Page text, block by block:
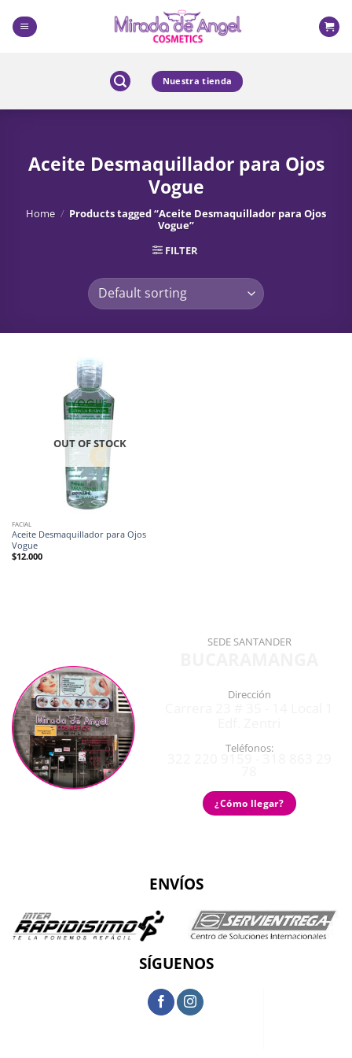
content
Nuestra tienda
Aceite Desmaquillador para Ojos
Vogue
Home / Products tagged “Aceite Desmaquillador para Ojos
Vogue”
FILTER
OUT OF STOCK
FACIAL
Aceite Desmaquillador para Ojos
Vogue
$12.000
SEDE SANTANDER
Dirección
Teléfonos:
¿Cómo llegar?
ENVÍOS
SÍGUENOS